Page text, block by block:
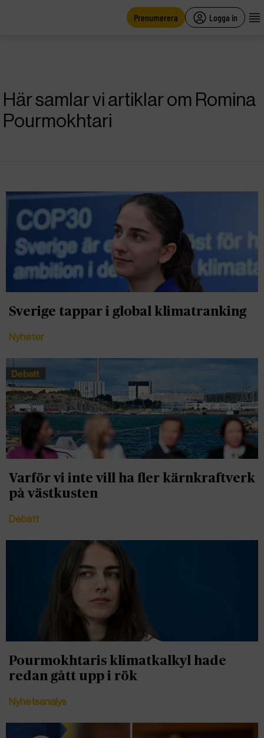
Prenumerera Logga in
Här samlar vi artiklar om Romina
Pourmokhtari
Sverige tappar i global klimatranking
Nyheter
Varför vi inte vill ha fler kärnkraftverk
på västkusten
Debatt
Pourmokhtaris klimatkalkyl hade
redan gått upp i rök
Nyhetsanalys